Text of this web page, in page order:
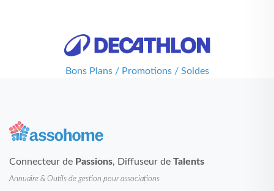
Bons Plans / Promotions / Soldes
Connecteur de Passions, Diffuseur de Talents
Annuaire & Outils de gestion pour associations